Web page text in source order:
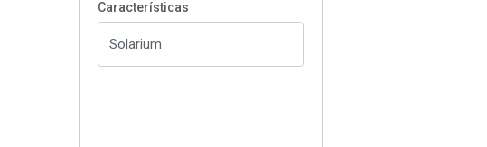
Características